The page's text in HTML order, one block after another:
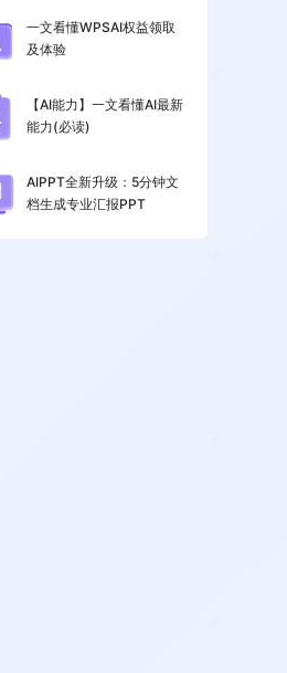
一文看懂WPSAI权益领取
及体验
【AI能力】一文看懂AI最新
能力(必读)
AIPPT全新升级：5分钟文
档生成专业汇报PPT